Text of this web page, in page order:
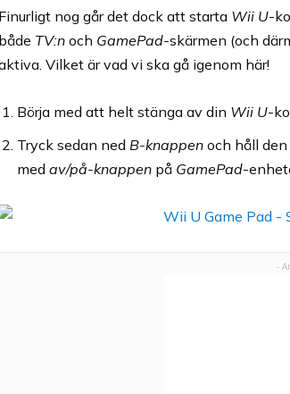
Finurligt nog går det dock att starta Wii U-
både TV:n och GamePad-skärmen (och
Vilket är vad vi ska gå igenom här!
Börja med att helt stänga av din Wii U-
Tryck sedan ned B-knappen och håll
med av/på-knappen på GamePad-